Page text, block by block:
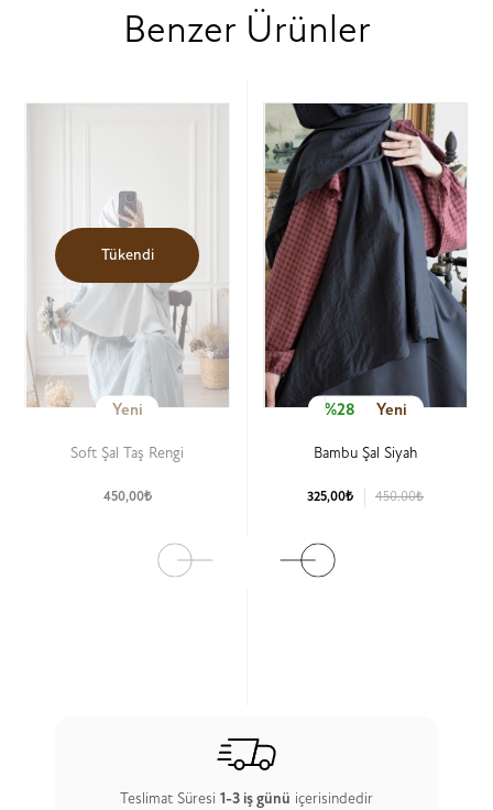
Benzer Ürünler
Tükendi
Yeni
Soft Şal Taş Rengi
450,00₺
%28 Yeni
Bambu Şal Siyah
325,00₺ 450.00₺
Teslimat Süresi 1-3 iş günü içerisindedir